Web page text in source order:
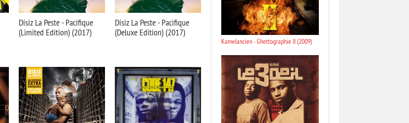
Disiz La Peste - Pacifique
(Limited Edition) (2017)
Disiz La Peste - Pacifique
(Deluxe Edition) (2017)
Kamelancien - Ghettographie II (2009)